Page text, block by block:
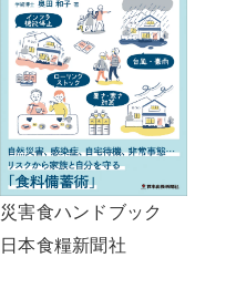
災害食ハンドブック
日本食糧新聞社